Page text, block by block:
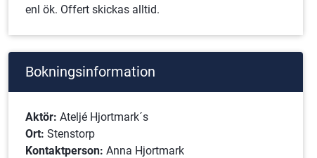
enl ök. Offert skickas alltid.
Bokningsinformation
Aktör: Ateljé Hjortmark´s
Ort: Stenstorp
Kontaktperson: Anna Hjortmark